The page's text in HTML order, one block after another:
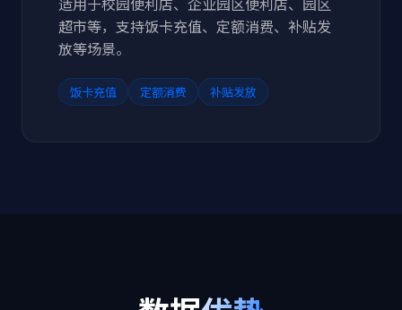
超市等，支持饭卡充值、定额消费、补贴发
放等场景。
饭卡充值 定额消费 补贴发放